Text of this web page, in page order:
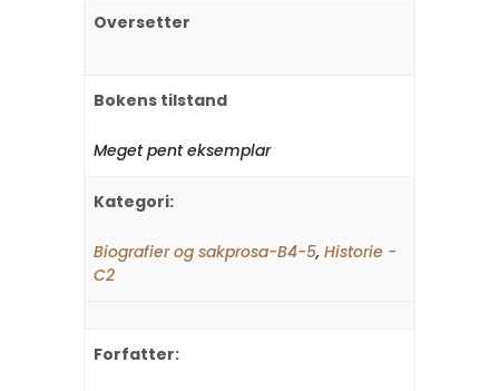
Oversetter
Bokens tilstand
Meget pent eksemplar
Kategori:
Biografier og sakprosa-B4-5, Historie -
C2
Forfatter: